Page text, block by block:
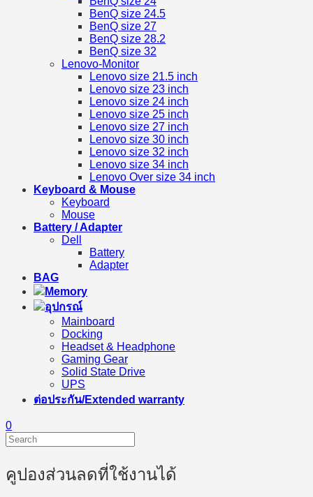
BenQ size 24.5
BenQ size 27
BenQ size 28.2
BenQ size 32
Lenovo-Monitor
Lenovo size 21.5 inch
Lenovo size 23 inch
Lenovo size 24 inch
Lenovo size 25 inch
Lenovo size 27 inch
Lenovo size 30 inch
Lenovo size 32 inch
Lenovo size 34 inch
Lenovo Over size 34 inch
Keyboard & Mouse
Keyboard
Mouse
Battery / Adapter
Dell
Battery
Adapter
BAG
Memory
อุปกรณ์
Mainboard
Docking
Headset & Headphone
Gaming Gear
Solid State Drive
UPS
ต่อประกัน/Extended warranty
0
คูปองส่วนลดที่ใช้งานได้